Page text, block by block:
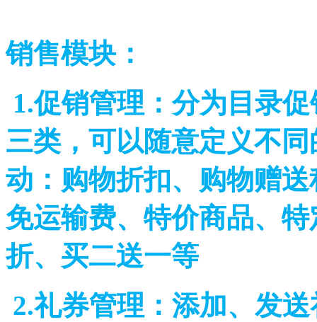
销售模块：
1.促销管理：分为目录
三类，可以随意定义不
动：购物折扣、购物赠
免运输费、特价商品、
折、买二送一等
2.礼券管理：添加、